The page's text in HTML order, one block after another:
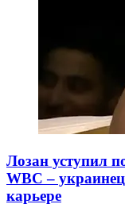
Лозан уступил
WBC –
карьере